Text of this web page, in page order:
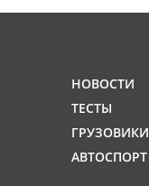
НОВОСТИ
ТЕСТЫ
ГРУЗОВИКИ
АВТОСПОРТ